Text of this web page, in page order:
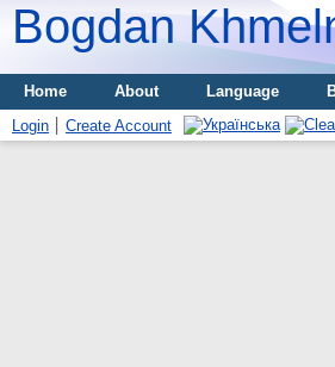
Bogdan
Home About Language
Login
Create Account